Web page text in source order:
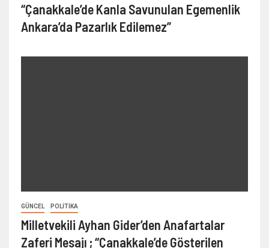
“Çanakkale’de Kanla Savunulan Egemenlik
Ankara’da Pazarlık Edilemez”
GÜNCEL POLITIKA
Milletvekili Ayhan Gider’den Anafartalar
Zaferi Mesajı ; “Çanakkale’de Gösterilen